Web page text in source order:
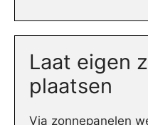
Laat eigen
plaatsen
Via zonnepanelen